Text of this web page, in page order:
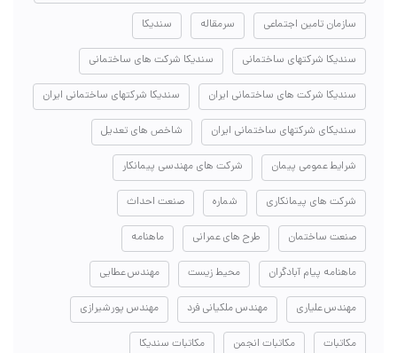
سازمان تامین اجتماعی سرمقاله سندیکا
سندیکا شرکتهای ساختمانی سندیکا شرکت های ساختمانی
سندیکا شرکت های ساختمانی ایران سندیکا شرکتهای ساختمانی ایران
سندیکای شرکتهای ساختمانی ایران شاخص های تعدیل
شرایط عمومی پیمان شرکت های مهندسی پیمانکار
شرکت های پیمانکاری شماره صنعت احداث
صنعت ساختمان طرح های عمرانی ماهنامه
ماهنامه پیام آبادگران محیط زیست مهندس عطایی
مهندس علیاری مهندس ملکیانی فرد مهندس پورشیرازی
مکاتبات مکاتبات انجمن مکاتبات سندیکا